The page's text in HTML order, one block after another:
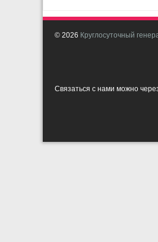
© 2026 Круглосуточный
Связаться с нами можно